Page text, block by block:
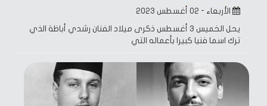
الأربعاء - ٠٢ أغسطس ٢٠٢٣
يحل الخميس 3 أغسطس ذكرى ميلاد الفنان رشدي أباظة الذي
ترك اسما فنيا كبيرا بأعماله التي